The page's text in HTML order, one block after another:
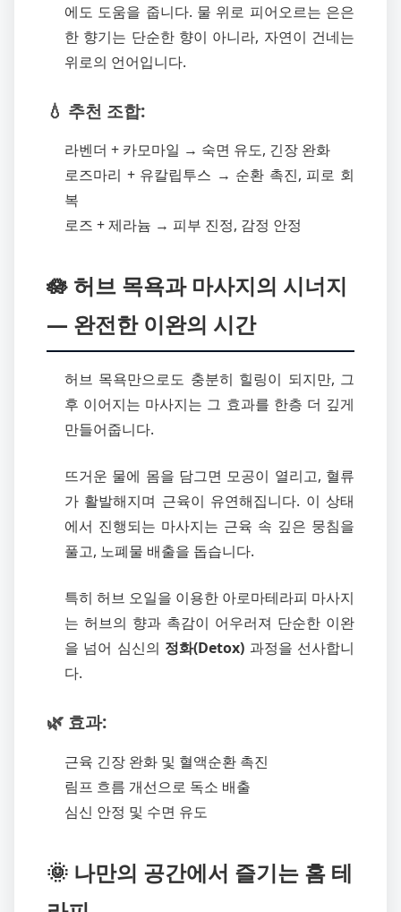
에도 도움을 줍니다. 물 위로 피어오르는 은은
한 향기는 단순한 향이 아니라, 자연이 건네는
위로의 언어입니다.
💧 추천 조합:
라벤더 + 카모마일 → 숙면 유도, 긴장 완화
로즈마리 + 유칼립투스 → 순환 촉진, 피로 회
복
로즈 + 제라늄 → 피부 진정, 감정 안정
🪷 허브 목욕과 마사지의 시너지
— 완전한 이완의 시간
허브 목욕만으로도 충분히 힐링이 되지만, 그
후 이어지는 마사지는 그 효과를 한층 더 깊게
만들어줍니다.
뜨거운 물에 몸을 담그면 모공이 열리고, 혈류
가 활발해지며 근육이 유연해집니다. 이 상태
에서 진행되는 마사지는 근육 속 깊은 뭉침을
풀고, 노폐물 배출을 돕습니다.
특히 허브 오일을 이용한 아로마테라피 마사지
는 허브의 향과 촉감이 어우러져 단순한 이완
을 넘어 심신의 정화(Detox) 과정을 선사합니
다.
🌿 효과:
근육 긴장 완화 및 혈액순환 촉진
림프 흐름 개선으로 독소 배출
심신 안정 및 수면 유도
🌞 나만의 공간에서 즐기는 홈 테